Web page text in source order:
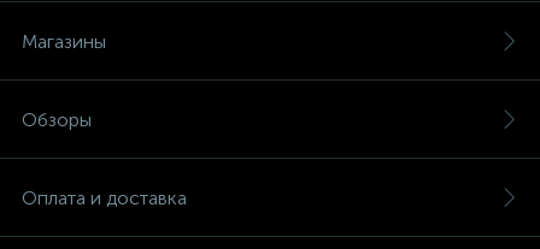
Магазины
Обзоры
Оплата и доставка